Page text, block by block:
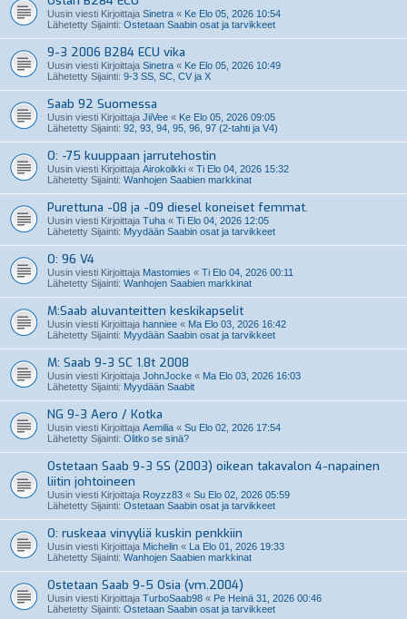
Uusin viesti Kirjoittaja Sinetra « Ke Elo 05, 2026 10:54
Lähetetty Sijainti: Ostetaan Saabin osat ja tarvikkeet
9-3 2006 B284 ECU vika
Uusin viesti Kirjoittaja Sinetra « Ke Elo 05, 2026 10:49
Lähetetty Sijainti: 9-3 SS, SC, CV ja X
Saab 92 Suomessa
Uusin viesti Kirjoittaja JiiVee « Ke Elo 05, 2026 09:05
Lähetetty Sijainti: 92, 93, 94, 95, 96, 97 (2-tahti ja V4)
O: -75 kuuppaan jarrutehostin
Uusin viesti Kirjoittaja Airokolkki « Ti Elo 04, 2026 15:32
Lähetetty Sijainti: Wanhojen Saabien markkinat
Purettuna -08 ja -09 diesel koneiset femmat.
Uusin viesti Kirjoittaja Tuha « Ti Elo 04, 2026 12:05
Lähetetty Sijainti: Myydään Saabin osat ja tarvikkeet
O: 96 V4
Uusin viesti Kirjoittaja Mastomies « Ti Elo 04, 2026 00:11
Lähetetty Sijainti: Wanhojen Saabien markkinat
M:Saab aluvanteitten keskikapselit
Uusin viesti Kirjoittaja hanniee « Ma Elo 03, 2026 16:42
Lähetetty Sijainti: Myydään Saabin osat ja tarvikkeet
M: Saab 9-3 SC 1.8t 2008
Uusin viesti Kirjoittaja JohnJocke « Ma Elo 03, 2026 16:03
Lähetetty Sijainti: Myydään Saabit
NG 9-3 Aero / Kotka
Uusin viesti Kirjoittaja Aemilia « Su Elo 02, 2026 17:54
Lähetetty Sijainti: Olitko se sinä?
Ostetaan Saab 9-3 SS (2003) oikean takavalon 4-napainen
liitin johtoineen
Uusin viesti Kirjoittaja Royzz83 « Su Elo 02, 2026 05:59
Lähetetty Sijainti: Ostetaan Saabin osat ja tarvikkeet
O: ruskeaa vinyyliä kuskin penkkiin
Uusin viesti Kirjoittaja Michelin « La Elo 01, 2026 19:33
Lähetetty Sijainti: Wanhojen Saabien markkinat
Ostetaan Saab 9-5 Osia (vm.2004)
Uusin viesti Kirjoittaja TurboSaab98 « Pe Heinä 31, 2026 00:46
Lähetetty Sijainti: Ostetaan Saabin osat ja tarvikkeet